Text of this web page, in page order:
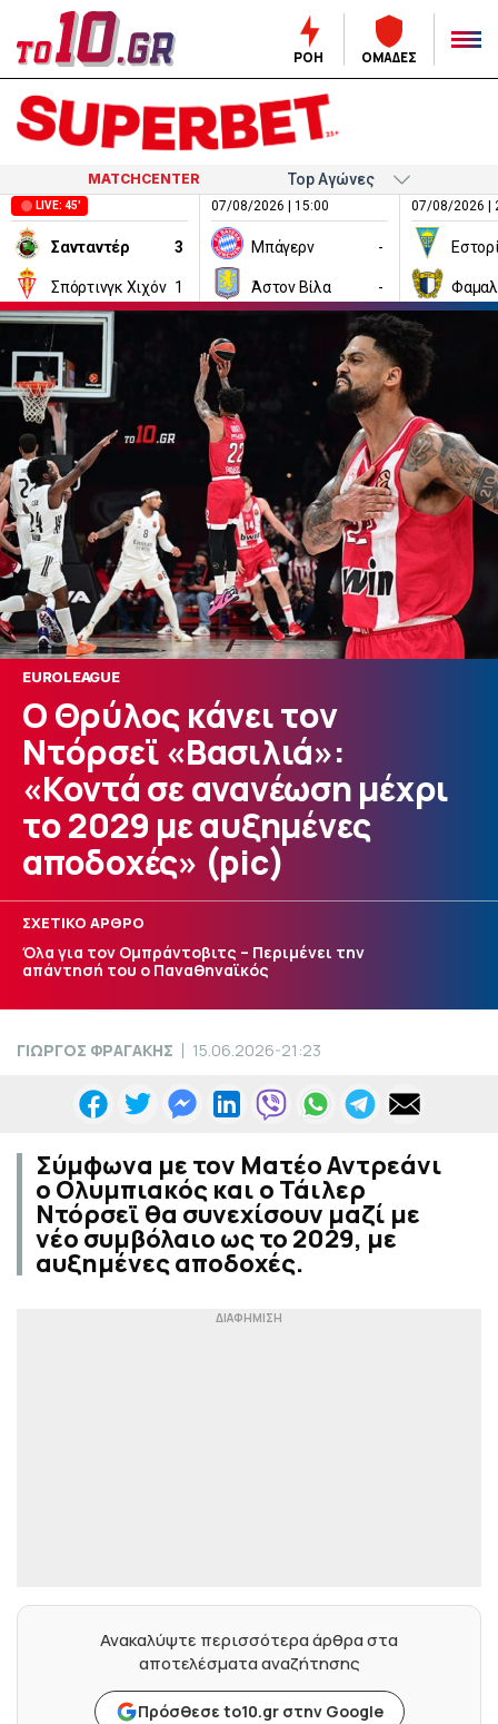
ΡΟΗ ΟΜΑΔΕΣ
MATCHCENTER
LIVE: 45'
Σανταντέρ 3
Σπόρτινγκ Χιχόν 1
07/08/2026 | 15:00
Μπάγερν -
Άστον Βίλα -
07/08/2026 |
EUROLEAGUE
Ο Θρύλος κάνει τον
Ντόρσεϊ «Βασιλιά»:
«Κοντά σε ανανέωση μέχρι
το 2029 με αυξημένες
αποδοχές» (pic)
ΣΧΕΤΙΚΟ ΑΡΘΡΟ
Όλα για τον Ομπράντοβιτς – Περιμένει την
απάντησή του ο Παναθηναϊκός
ΓΙΩΡΓΟΣ ΦΡΑΓΑΚΗΣ 15.06.2026-21:23
Σύμφωνα με τον Ματέο Αντρεάνι
ο Ολυμπιακός και ο Τάιλερ
Ντόρσεϊ θα συνεχίσουν μαζί με
νέο συμβόλαιο ως το 2029, με
αυξημένες αποδοχές.
Ανακαλύψτε περισσότερα άρθρα στα
αποτελέσματα αναζήτησης
Πρόσθεσε to10.gr στην Google